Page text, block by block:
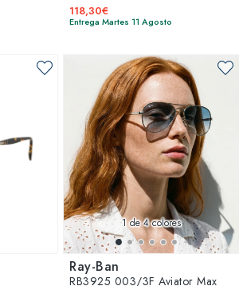
118,30€
Entrega Martes 11 Agosto
1de 4 colores
Ray-Ban
RB3925 003/3F Aviator Max